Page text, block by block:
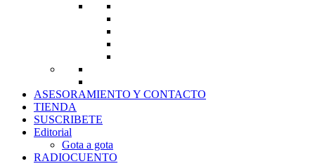
ASESORAMIENTO Y CONTACTO
TIENDA
SUSCRIBETE
Editorial
Gota a gota
RADIOCUENTO